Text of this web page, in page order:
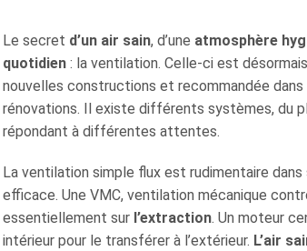
Le secret d’un air sain, d’une atmosphère
quotidien: la ventilation. Celle-ci est désormais
nouvelles constructions et recommandée dans
rénovations. Il existe différents systèmes, du
répondant à différentes attentes.
La ventilation simple flux est rudimentaire
efficace. Une VMC, ventilation mécanique
essentiellement sur l’extraction. Un moteur
intérieur pour le transférer à l’extérieur. L’air